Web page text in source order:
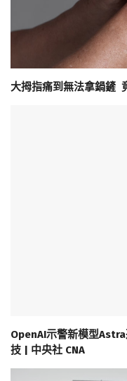
大拇指痛到無法拿鍋鏟
OpenAI示警新模型
技 | 中央社 CNA